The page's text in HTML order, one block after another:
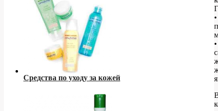
Средства по уходу за кожей
•
•